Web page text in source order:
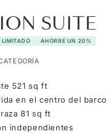
SUITE
LIMITADO AHORRE UN 20%
521 sq ft
en el centro del barco
81 sq ft
independientes